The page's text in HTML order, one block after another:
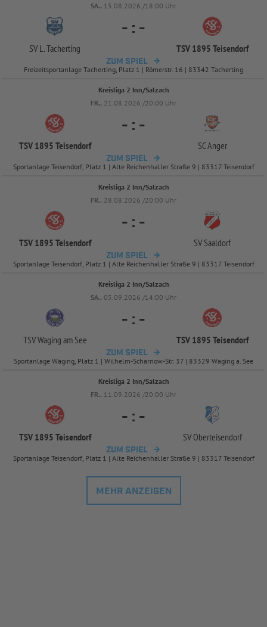
SA.. 15.08.2026 /18:00 Uhr
SV L. Tacherting
- : -
TSV 1895 Teisendorf
ZUM SPIEL
Freizeitsportanlage Tacherting, Platz 1 | Römerstr. 16 | 83342 Tacherting
Kreisliga 2 Inn/Salzach
FR.. 21.08.2026 /20:00 Uhr
TSV 1895 Teisendorf
- : -
SC Anger
ZUM SPIEL
Sportanlage Teisendorf, Platz 1 | Alte Reichenhaller Straße 9 | 83317 Teisendorf
Kreisliga 2 Inn/Salzach
FR.. 28.08.2026 /20:00 Uhr
TSV 1895 Teisendorf
- : -
SV Saaldorf
ZUM SPIEL
Sportanlage Teisendorf, Platz 1 | Alte Reichenhaller Straße 9 | 83317 Teisendorf
Kreisliga 2 Inn/Salzach
SA.. 05.09.2026 /14:00 Uhr
TSV Waging am See
- : -
TSV 1895 Teisendorf
ZUM SPIEL
Sportanlage Waging, Platz 1 | Wilhelm-Scharnow-Str. 37 | 83329 Waging a. See
Kreisliga 2 Inn/Salzach
FR.. 11.09.2026 /20:00 Uhr
TSV 1895 Teisendorf
- : -
SV Oberteisendorf
ZUM SPIEL
Sportanlage Teisendorf, Platz 1 | Alte Reichenhaller Straße 9 | 83317 Teisendorf
MEHR ANZEIGEN